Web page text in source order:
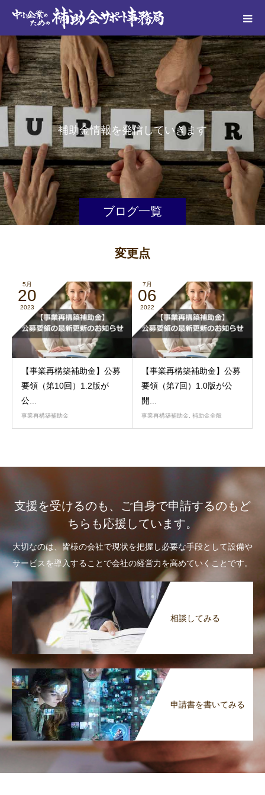
ブログ一覧
補助金情報を発信 していきま す
変更点
5月
20
2023
【事業再構築補助金】公募
要領（第10回）1.2版が
公...
事業再構築補助金
7月
06
2022
【事業再構築補助金】公募
要領（第7回）1.0版が公
開...
事業再構築補助金, 補助金全般
支援を受けるのも、ご自身で申請するのもど
ちらも応援しています。
大切なのは、皆様の会社で現状を把握し必要な手段として設備や
サービスを導入することで会社の経営力を高めていくことです。
相談してみる
申請書を書いてみる